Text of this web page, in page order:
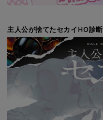
主人公が捨てたセカイHO診断